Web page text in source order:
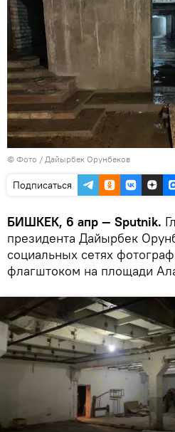
© Фото / Дайырбек Орунбеков
Подписаться
БИШКЕК, 6 апр — Sputnik.
президента Дайырбек
социальных сетях
флагштоком на площади